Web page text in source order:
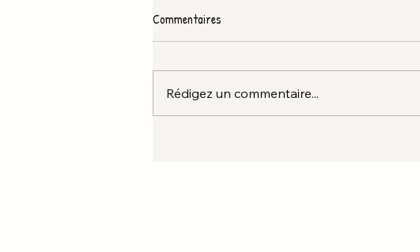
Commentaires
Rédigez un commentaire...